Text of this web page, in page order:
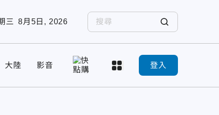
三 8月5日, 2026
大陸 影音 登入